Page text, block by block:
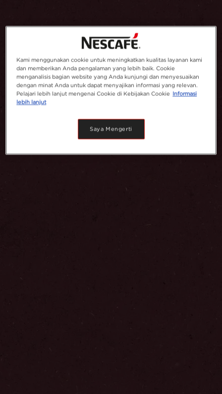
Kami menggunakan cookie untuk meningkatkan kualitas layanan kami
dan memberikan Anda pengalaman yang lebih baik. Cookie
menganalisis bagian website yang Anda kunjungi dan menyesuaikan
dengan minat Anda untuk dapat menyajikan informasi yang relevan.
Pelajari lebih lanjut mengenai Cookie di Kebijakan Cookie Informasi
lebih lanjut
Saya Mengerti